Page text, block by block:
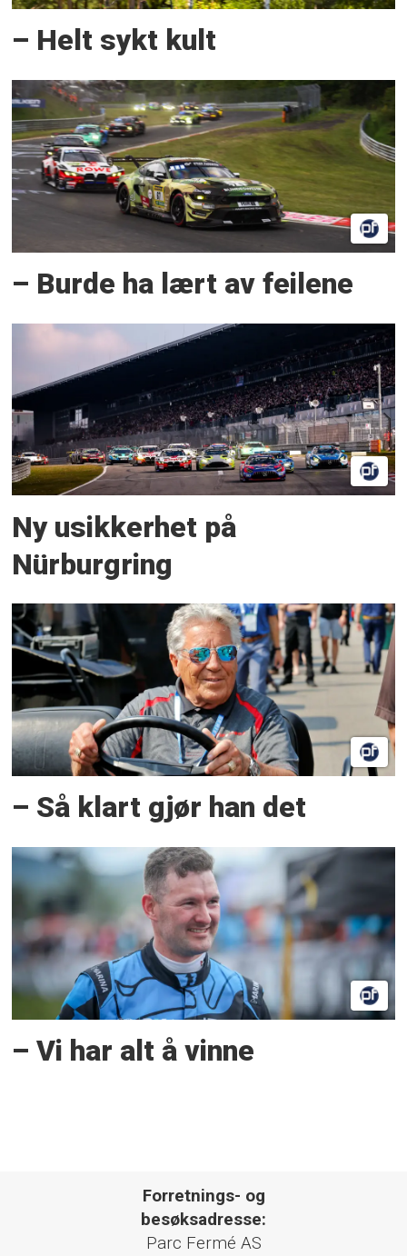
– Helt sykt kult
– Burde ha lært av feilene
Ny usikkerhet på
Nürburgring
– Så klart gjør han det
– Vi har alt å vinne
Forretnings- og
besøksadresse:
Parc Fermé AS